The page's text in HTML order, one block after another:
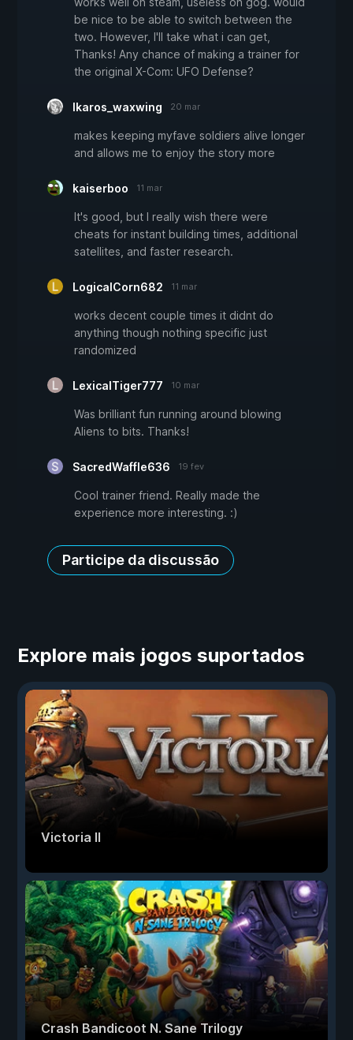
be nice to be able to switch between the
two. However, I'll take what i can get,
Thanks! Any chance of making a trainer for
the original X-Com: UFO Defense?
lkaros_waxwing 20 mar
makes keeping myfave soldiers alive longer
and allows me to enjoy the story more
kaiserboo 11 mar
It's good, but I really wish there were
cheats for instant building times, additional
satellites, and faster research.
LogicalCorn682 11 mar
works decent couple times it didnt do
anything though nothing specific just
randomized
LexicalTiger777 10 mar
Was brilliant fun running around blowing
Aliens to bits. Thanks!
SacredWaffle636 19 fev
Cool trainer friend. Really made the
experience more interesting. :)
Participe da discussão
Explore mais jogos suportados
Victoria II
Crash Bandicoot N. Sane Trilogy